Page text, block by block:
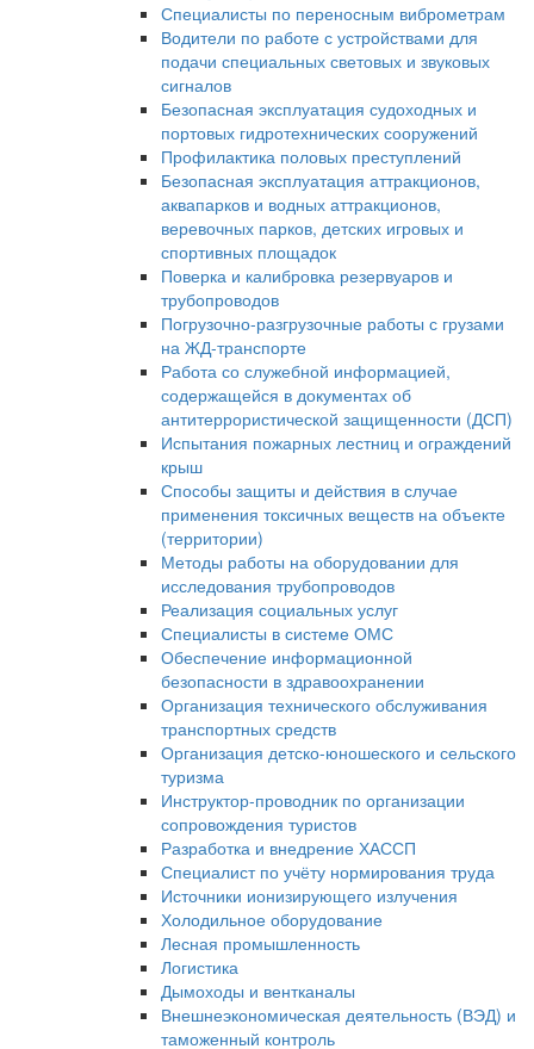
Специалисты по переносным виброметрам
Водители по работе с устройствами для
подачи специальных световых и звуковых
сигналов
Безопасная эксплуатация судоходных и
портовых гидротехнических сооружений
Профилактика половых преступлений
Безопасная эксплуатация аттракционов,
аквапарков и водных аттракционов,
веревочных парков, детских игровых и
спортивных площадок
Поверка и калибровка резервуаров и
трубопроводов
Погрузочно-разгрузочные работы с грузами
на ЖД-транспорте
Работа со служебной информацией,
содержащейся в документах об
антитеррористической защищенности (ДСП)
Испытания пожарных лестниц и ограждений
крыш
Способы защиты и действия в случае
применения токсичных веществ на объекте
(территории)
Методы работы на оборудовании для
исследования трубопроводов
Реализация социальных услуг
Специалисты в системе ОМС
Обеспечение информационной
безопасности в здравоохранении
Организация технического обслуживания
транспортных средств
Организация детско-юношеского и сельского
туризма
Инструктор-проводник по организации
сопровождения туристов
Разработка и внедрение ХАССП
Специалист по учёту нормирования труда
Источники ионизирующего излучения
Холодильное оборудование
Лесная промышленность
Логистика
Дымоходы и вентканалы
Внешнеэкономическая деятельность (ВЭД) и
таможенный контроль